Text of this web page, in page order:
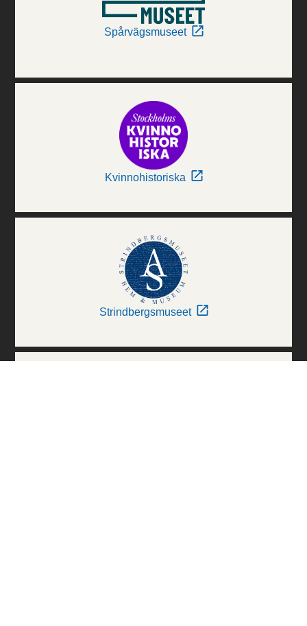
Spårvägsmuseet
Kvinnohistoriska
Strindbergsmuseet